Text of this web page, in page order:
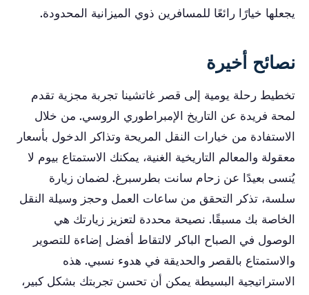
يجعلها خيارًا رائعًا للمسافرين ذوي الميزانية المحدودة.
نصائح أخيرة
تخطيط رحلة يومية إلى قصر غاتشينا تجربة مجزية تقدم
لمحة فريدة عن التاريخ الإمبراطوري الروسي. من خلال
الاستفادة من خيارات النقل المريحة وتذاكر الدخول بأسعار
معقولة والمعالم التاريخية الغنية، يمكنك الاستمتاع بيوم لا
يُنسى بعيدًا عن زحام سانت بطرسبرغ. لضمان زيارة
سلسة، تذكر التحقق من ساعات العمل وحجز وسيلة النقل
الخاصة بك مسبقًا. نصيحة محددة لتعزيز زيارتك هي
الوصول في الصباح الباكر لالتقاط أفضل إضاءة للتصوير
والاستمتاع بالقصر والحديقة في هدوء نسبي. هذه
الاستراتيجية البسيطة يمكن أن تحسن تجربتك بشكل كبير،